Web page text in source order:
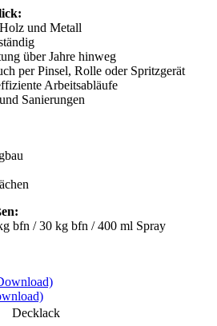
und Metall
über Jahre hinweg
per Pinsel, Rolle oder Spritzgerät
Arbeitsabläufe
Sanierungen
bfn / 30 kg bfn / 400 ml Spray
Decklack